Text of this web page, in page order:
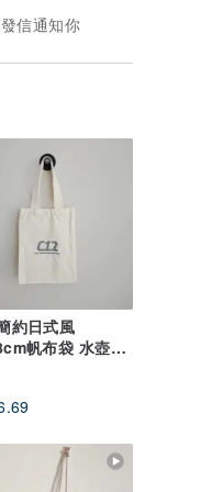
信通知你
約日式風
帆布袋 水壺袋
手提袋 購物袋